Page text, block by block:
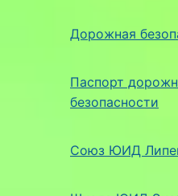
Дорожная
Паспорт
безопасности
Союз ЮИД